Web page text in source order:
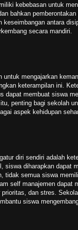
kebebasan untuk
bahkan pemberontakan
keseimbangan antara
secara mandiri.
untuk mengajarkan
keterampilan ini.
dapat membuat siswa
penting bagi sekolah
aspek kehidupan
diri sendiri adalah
siswa diharapkan dapat
tidak semua siswa
self manajemen dapat
dan stres.
siswa